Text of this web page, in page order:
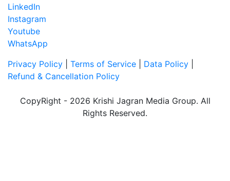
LinkedIn
Instagram
Youtube
WhatsApp
Privacy Policy
Terms of Service Data Policy
Refund & Cancellation Policy
CopyRight - 2026 Krishi Jagran Media Group. All
Rights Reserved.